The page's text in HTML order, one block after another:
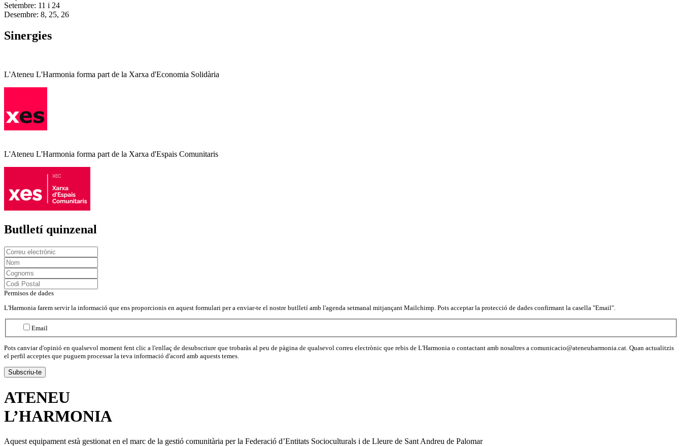
Setembre: 11 i 24
Desembre: 8, 25, 26
Sinergies
L'Ateneu L'Harmonia forma part de la Xarxa d'Economia Solidària
L'Ateneu L'Harmonia forma part de la Xarxa d'Espais Comunitaris
Butlletí quinzenal
Permisos de dades
L'Harmonia farem servir la informació que ens proporcionis en aquest formulari per a enviar-te el nostre butlletí amb l'agenda setmanal mitjançant Mailchimp. Pots acceptar la protecció de dades confirmant la casella "Email".
Email
Pots canviar d'opinió en qualsevol moment fent clic a l'enllaç de desubscriure que trobaràs al peu de pàgina de qualsevol correu electrònic que rebis de L'Harmonia o contactant amb nosaltres a comunicacio@ateneuharmonia.cat. Quan actualitzis
el perfil acceptes que puguem processar la teva informació d'acord amb aquests temes.
ATENEU
L’HARMONIA
Aquest equipament està gestionat en el marc de la gestió comunitària per la Federació d’Entitats Socioculturals i de Lleure de Sant Andreu de Palomar